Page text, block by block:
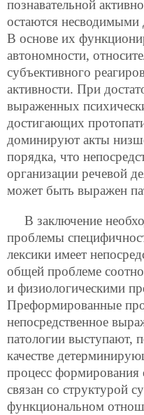
познавательной
остаются несводимыми
В основе их
автономности,
субъективного
активности. При
выраженных
достигающих
доминируют акты
порядка, что
организации речевой
может быть выражен
В заключение
проблемы
лексики имеет
общей проблеме
и физиологическими
Преформированные
непосредственное
патологии выступают,
качестве
процесс формирования
связан со структурой
функциональном